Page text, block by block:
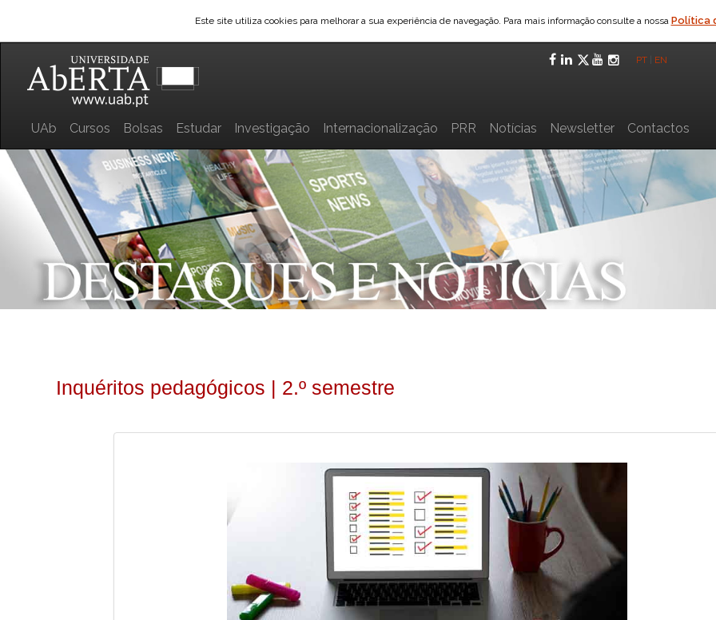
Este site utiliza cookies para melhorar a sua experiência de navegação. Para mais informação consulte a nossa Política
Facebook
LinkedIn
Twitter
YouTube
PT EN
UAb Cursos Bolsas Estudar Investigação Internacionalização PRR Notícias Newsletter Contactos
Inquéritos pedagógicos | 2.º semestre